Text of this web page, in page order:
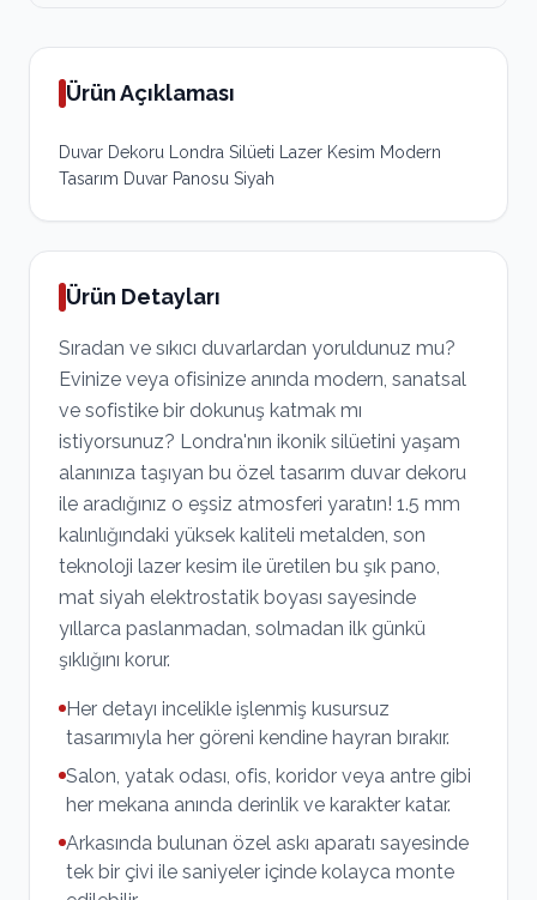
Ürün Açıklaması
Duvar Dekoru Londra Silüeti Lazer Kesim Modern
Tasarım Duvar Panosu Siyah
Ürün Detayları
Sıradan ve sıkıcı duvarlardan yoruldunuz mu?
Evinize veya ofisinize anında modern, sanatsal
ve sofistike bir dokunuş katmak mı
istiyorsunuz? Londra'nın ikonik silüetini yaşam
alanınıza taşıyan bu özel tasarım duvar dekoru
ile aradığınız o eşsiz atmosferi yaratın! 1.5 mm
kalınlığındaki yüksek kaliteli metalden, son
teknoloji lazer kesim ile üretilen bu şık pano,
mat siyah elektrostatik boyası sayesinde
yıllarca paslanmadan, solmadan ilk günkü
şıklığını korur.
Her detayı incelikle işlenmiş kusursuz
tasarımıyla her göreni kendine hayran bırakır.
Salon, yatak odası, ofis, koridor veya antre gibi
her mekana anında derinlik ve karakter katar.
Arkasında bulunan özel askı aparatı sayesinde
tek bir çivi ile saniyeler içinde kolayca monte